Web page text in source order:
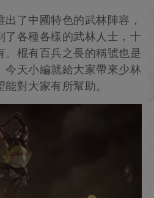
出了中國特色的武林陣容，
了各種各樣的武林人士，十
。棍有百兵之長的稱號也是
今天小編就給大家帶來少林
對大家有所幫助。